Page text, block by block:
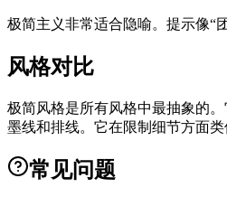
极简主义非常适合隐喻。提示像“
风格对比
极简风格是所有风格中最抽象的
墨线和排线。它在限制细节方面
常见问题